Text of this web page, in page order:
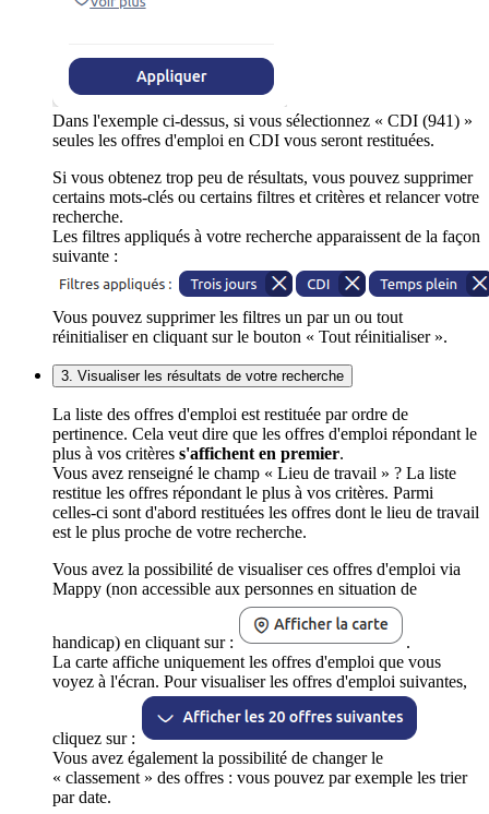
Dans l'exemple ci-dessus, si vous sélectionnez « CDI (941) »
seules les offres d'emploi en CDI vous seront restituées.
Si vous obtenez trop peu de résultats, vous pouvez supprimer
certains mots-clés ou certains filtres et critères et relancer votre
recherche.
Les filtres appliqués à votre recherche apparaissent de la façon
suivante :
Vous pouvez supprimer les filtres un par un ou tout
réinitialiser en cliquant sur le bouton « Tout réinitialiser ».
3. Visualiser les résultats de votre recherche
La liste des offres d'emploi est restituée par ordre de
pertinence. Cela veut dire que les offres d'emploi répondant le
plus à vos critères s'affichent en premier.
Vous avez renseigné le champ « Lieu de travail » ? La liste
restitue les offres répondant le plus à vos critères. Parmi
celles-ci sont d'abord restituées les offres dont le lieu de travail
est le plus proche de votre recherche.
Vous avez la possibilité de visualiser ces offres d'emploi via
Mappy (non accessible aux personnes en situation de
handicap) en cliquant sur :
.
La carte affiche uniquement les offres d'emploi que vous
voyez à l'écran. Pour visualiser les offres d'emploi suivantes,
cliquez sur :
Vous avez également la possibilité de changer le
« classement » des offres : vous pouvez par exemple les trier
par date.